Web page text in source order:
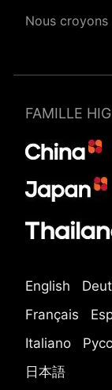
Nous croyons
FAMILLE
English
Français
Italiano
日本語